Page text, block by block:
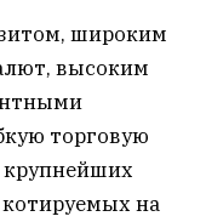
широким
высоким
торговую
крупнейших
на